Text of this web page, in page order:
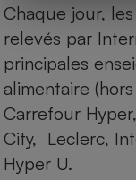
Chaque jour,
relevés par
principales
alimentaire
Carrefour
City, Leclerc,
Hyper U.